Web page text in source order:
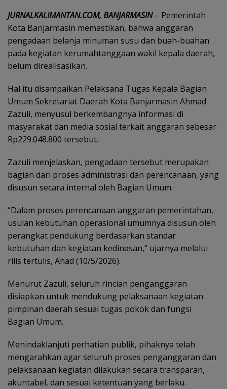
JURNALKALIMANTAN.COM, BANJARMASIN– Pemerintah
Kota Banjarmasin memastikan, bahwa anggaran
pengadaan belanja minuman susu dan buah-buahan
pada kegiatan kerumahtanggaan wakil kepala daerah,
belum direalisasikan.
Hal itu disampaikan Pelaksana Tugas Kepala Bagian
Umum Sekretariat Daerah Kota Banjarmasin Ahmad
Zazuli, menyusul berkembangnya informasi di
masyarakat dan media sosial terkait anggaran sebesar
Rp229.048.800 tersebut.
Zazuli menjelaskan, pengadaan tersebut merupakan
bagian dari proses administrasi dan perencanaan, yang
disusun secara internal oleh Bagian Umum.
“Dalam proses perencanaan anggaran pemerintahan,
usulan kebutuhan operasional umumnya disusun oleh
perangkat pendukung berdasarkan standar
kebutuhan dan kegiatan kedinasan,” ujarnya melalui
rilis tertulis, Ahad (10/5/2026).
Menurut Zazuli, seluruh rincian penganggaran
disiapkan untuk mendukung pelaksanaan kegiatan
pimpinan daerah sesuai tugas pokok dan fungsi
Bagian Umum.
Menindaklanjuti perhatian publik, pihaknya telah
mengarahkan agar seluruh proses penganggaran dan
pelaksanaan kegiatan dilakukan secara transparan,
akuntabel, dan sesuai ketentuan yang berlaku.